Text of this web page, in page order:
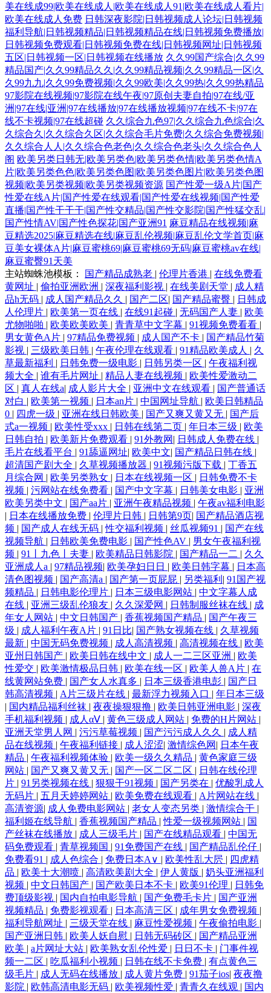
美在线成99|欧美在线成人|欧美在线成人91|欧美在线成人看片|
欧美在线成人免费 日韩深夜影院|日韩视频成人论坛|日韩视频
福利导航|日韩视频精品|日韩视频精品在线|日韩视频免费播放|
日韩视频免费观看|日韩视频免费在线|日韩视频网址|日韩视频
五区|日韩视频一区|日韩视频在线播放 久久99国产综合|久久99
精品国产|久久99精品久久|久久99精品视频|久久99精品一区|久
久99九九|久久99免费视频|久久99欧美|久久99热|久久99热精品
97影院在线视频|97影院在线午夜|97原创夫妻自拍|97在线/亚
洲|97在线|亚洲|97在线播放|97在线播放视频|97在线不卡|97在
线不卡视频|97在线超碰 久久综合九色97|久久综合九色综合|久
久综合久|久久综合久区|久久综合毛片免费|久久综合免费视频|
久久综合人人|久久综合色老色|久久综合色老头|久久综合色人
阁 欧美另类日韩无|欧美另类色|欧美另类色情|欧美另类色情A
片|欧美另类色色|欧美另类色图|欧美另类色图片|欧美另类色图
视频|欧美另类视频|欧美另类视频资源 国产性爱一级A片|国产
性爱在线A片|国产性爱在线观看|国产性爱在线视频|国产性爱
直播|国产性干干干|国产性交精品|国产性交影院|国产性猛交乱|
国产性情AV|国产性色探花|国产亚洲91 麻豆精品在线视频|麻
豆精选2025|麻豆精选在线|麻豆乱伦视频|麻豆乱伦文学首页|麻
豆美女裸体A片|麻豆蜜桃69|麻豆蜜桃69无码|麻豆蜜桃av在线|
麻豆蜜臀91天美
主站蜘蛛池模板：
国产精品成熟老 | 伦理片香港 | 在线免费看
黄网址 | 偷拍亚洲欧洲 | 深夜福利影视 | 在线美剧天堂 | 成人精
品h无码 | 成人国产精品久久 | 国产二区| 国产精品蜜臀 | 日韩成
人伦理片 | 欧美第一页在线 | 在线91起碰 | 无码国产人妻 | 欧美
尤物啪啪 | 欧美欧美欧美 | 青青草中文字幕 | 91视频免费看看 |
男女黄色A片 | 97精品免费视频 | 成人国产不卡 | 国产精品竹菊
影视 | 三级欧美日韩 | 午夜伦理在线观看 | 91精品欧美成人 | 久
草最新福利 | 日韩免费一级电影 | 日韩另类一区 | 午夜福利视
频大全 | 谁有毛片网址 | 精品人妻在线视频 | 欧美性爱激动二
区 | 真人在线a| 成人影片大全 | 亚洲中文在线观看 | 国产普通话
对白 | 欧美第一视频 | 日本an片 | 中国网址导航 | 欧美日韩精品
0 | 四虎一级 | 亚洲在线日韩欧美 | 国产又爽又黄又无 | 国产后
式a一视频 | 欧美性受xxx | 日韩在线第二页 | 年日本三级 | 欧美
日韩自拍 | 欧美新片免费观看 | 91外教网 | 日韩成人免费在线 |
毛片在线看平台 | 91舔逼网址| 欧美中文| 国产精品日韩在线 |
超清国产剧大全 | 久草视频播放器 | 91视频污版下载 | 丁香五
月综合网 | 欧美另类熟女 | 日本在线视频一区 | 日韩免费不卡
视频 | 污网站在线免费看 | 国产中文字幕 | 日韩美女电影 | 亚洲
欧美另类中文 | 国产aa片 | 亚洲午夜精品视频 | 午夜av福利电影
| 日本在线播放免费 | 伦理片日韩 | 日韩第9页| 国产精品酒店视
频 | 国产成人在线无码 |性交福利视频 | 丝瓜视频91 | 国产在线
视频导航 | 日韩欧美免费电影 | 国产性色AV | 男女午夜福利视
频 | 91丨九色丨夫妻 | 欧美精品日韩影院 | 国产精品一二 | 久久
亚洲成人a | 97精品视频| 欧美孕妇日日 | 欧美日韩字幕 | 日本高
清色图视频 | 国产高清a | 国产第一页屁屁 | 另类福利 | 91国产视
频精品 | 日韩电影伦理片 | 日本三级电影网站 | 中文字幕人成
在线 | 亚洲三级乱伦狼友 | 久久深爱网 | 日韩制服丝袜在线 | 成
年女人网站 | 中文日韩国产 | 香蕉视频国产精品 | 国产午夜三
级 | 成人福利午夜A片 | 91日比| 国产熟女视频在线 | 久草视频
最新 | 中国无码免费视频 | 成人高清视频 | 高清视频在线 | 欧美
亚州日韩国产 | 欧美日韩在线中文 | 成人一二三区亚洲 | 欧美
性爱交 | 欧美激情极品日韩 | 欧美在线一区 | 欧美人兽A片 | 在
线黄网站免费 | 国产女人水真多 | 日本三级香港电彭 | 国产日
韩高清视频 | A片三级片在线 | 最新浮力视频入口 | 年日本三级
| 国内精品福利丝袜 | 夜夜操狠狠撸 | 欧美日韩亚洲电影 | 深夜
手机福利视频 | 成人αⅤ | 黄色三级成人网站 | 免费的H片网站 |
亚洲天堂男人网 | 污污草莓视频 | 国产污污成人久久 | 成人精
品在线视频 | 午夜福利链接 | 成人涩涩| 激情综色网 | 日本午夜
精品 | 午夜福利视频体验 | 欧美一级久久精品 | 黄色家庭三级
网站 | 国产又爽又黄又无 | 国产一区二区二区 | 日韩在线伦理
片 | 91另类视频在线 | 狠狠干91视频 | 国产另类在 | 优酸乳成人
无码片 | 五月天婷婷网站 | 欧美免费在线观看 | A片网站在线 |
高清资源| 成人免费电影网站 | 老女人变态另类 | 激情综合干 |
福利姬在线导航 | 香蕉视频国产精品 |性爱一级视频网站 | 国
产丝袜在线播放 | 成人三级毛片 | 国产在线精品观看 | 中国无
码免费观看 | 青草视频国 | 91免费国产在线 | 国产精品乱伦仔 |
免费看91 | 成人色综合 | 免费日本A∨ | 欧美性乱大屄 | 四虎精
品 | 欧美十大潮喷 | 高清欧美剧大全 | 伊人黄版 | 奶头亚洲福利
视频 | 中文日韩国产 | 国产欧美日本不卡 | 欧美91伦理 | 日韩免
费顶级影视 | 国内自拍电影导航 | 国产免费毛卡片 | 国产亚洲
视频精品 | 免费影视观看 | 日本高清三区 | 成年男女免费视频 |
福利导航网址 | 三级天堂在线 | 麻豆性爱视频 | 午夜偷拍电影 |
国产亚洲日韩 | 欧美人妖自慰 | 日韩无码砖区 | 国产精品亚洲
欧美 | a片网址大站 | 欧美熟女乱伦性爱 | 日日不卡 | 门事件视
频一二区 | 吃瓜福利小视频 | 日韩在线不卡免费 | 有点黄色三
级毛片 | 成人无码在线播放 | 成人黄片免费 | 91茄子ios| 夜夜撸
影院 | 欧韩高清电影无码 | 欧美视频性爱 | 青青久在线观 | 国内